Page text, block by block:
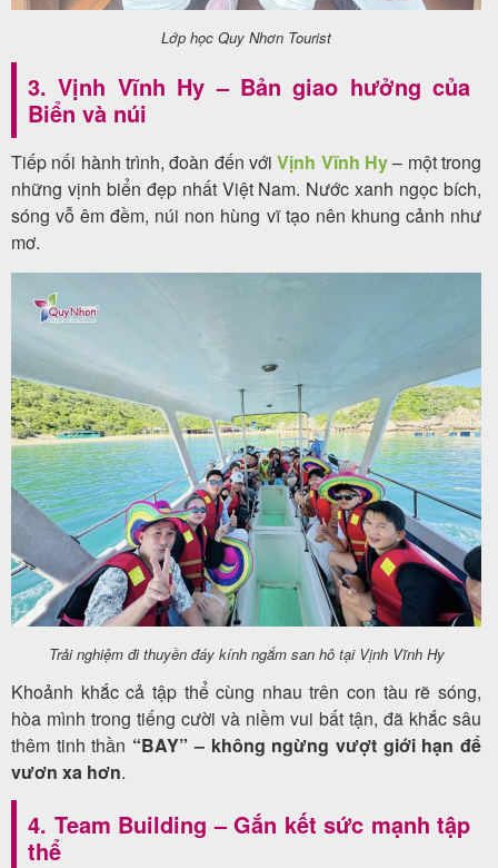
Lớp học Quy Nhơn Tourist
3. Vịnh Vĩnh Hy – Bản giao hưởng của
Biển và núi
Tiếp nối hành trình, đoàn đến vớiVịnh Vĩnh Hy– một trong
những vịnh biển đẹp nhất Việt Nam. Nước xanh ngọc bích,
sóng vỗ êm đềm, núi non hùng vĩ tạo nên khung cảnh như
mơ.
Trải nghiệm đi thuyền đáy kính ngắm san hô tại Vịnh Vĩnh Hy
Khoảnh khắc cả tập thể cùng nhau trên con tàu rẽ sóng,
hòa mình trong tiếng cười và niềm vui bất tận, đã khắc sâu
thêm tinh thần “BAY” – không ngừng vượt giới hạn để
vươn xa hơn.
4. Team Building – Gắn kết sức mạnh tập
thể